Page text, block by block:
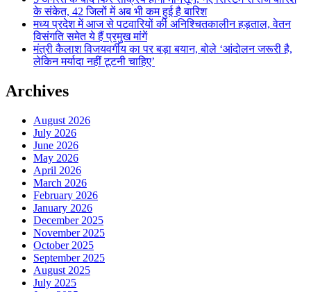
के संकेत, 42 जिलों में अब भी कम हुई है बारिश
मध्य प्रदेश में आज से पटवारियों की अनिश्चितकालीन हड़ताल, वेतन
विसंगति समेत ये हैं प्रमुख मांगें
मंत्री कैलाश विजयवर्गीय का पर बड़ा बयान, बोले ‘आंदोलन जरूरी है,
लेकिन मर्यादा नहीं टूटनी चाहिए’
Archives
August 2026
July 2026
June 2026
May 2026
April 2026
March 2026
February 2026
January 2026
December 2025
November 2025
October 2025
September 2025
August 2025
July 2025